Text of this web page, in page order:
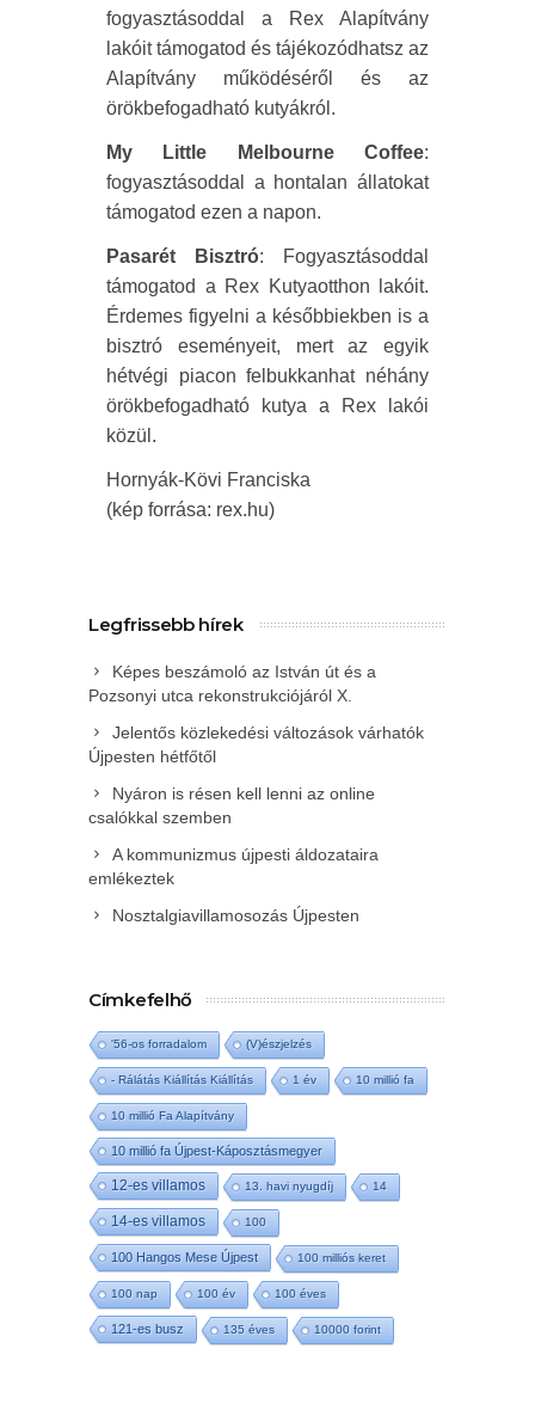
fogyasztásoddal a Rex Alapítvány
lakóit támogatod és tájékozódhatsz az
Alapítvány működéséről és az
örökbefogadható kutyákról.
My Little Melbourne Coffee:
fogyasztásoddal a hontalan állatokat
támogatod ezen a napon.
Pasarét Bisztró: Fogyasztásoddal
támogatod a Rex Kutyaotthon lakóit.
Érdemes figyelni a későbbiekben is a
bisztró eseményeit, mert az egyik
hétvégi piacon felbukkanhat néhány
örökbefogadható kutya a Rex lakói
közül.
Hornyák-Kövi Franciska
(kép forrása: rex.hu)
Legfrissebb hírek
Képes beszámoló az István út és a
Pozsonyi utca rekonstrukciójáról X.
Jelentős közlekedési változások várhatók
Újpesten hétfőtől
Nyáron is résen kell lenni az online
csalókkal szemben
A kommunizmus újpesti áldozataira
emlékeztek
Nosztalgiavillamosozás Újpesten
Címkefelhő
'56-os forradalom (V)észjelzés
- Rálátás Kiállítás Kiállítás 1 év 10 millió fa
10 millió Fa Alapítvány
10 millió fa Újpest-Káposztásmegyer
12-es villamos 13. havi nyugdíj 14
14-es villamos 100
100 Hangos Mese Újpest 100 milliós keret
100 nap 100 év 100 éves
121-es busz 135 éves 10000 forint